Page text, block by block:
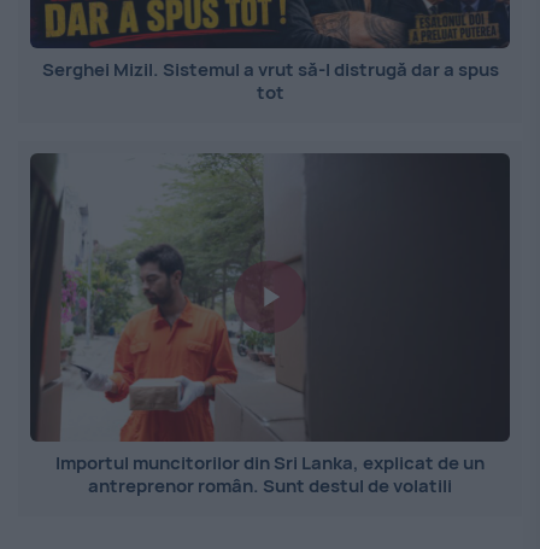
Serghei Mizil. Sistemul a vrut să-l distrugă dar a spus
tot
Importul muncitorilor din Sri Lanka, explicat de un
antreprenor român. Sunt destul de volatili